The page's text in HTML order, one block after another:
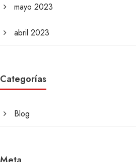
mayo 2023
abril 2023
Categorías
Blog